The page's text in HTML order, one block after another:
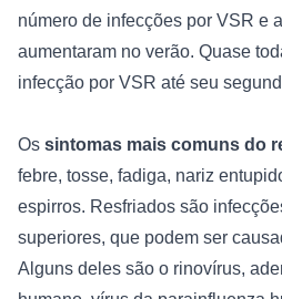
número de infecções por VSR e
aumentaram no verão. Quase
infecção por VSR até seu
Os sintomas mais comuns do
febre, tosse, fadiga, nariz
espirros. Resfriados são
superiores, que podem ser
Alguns deles são o rinovírus,